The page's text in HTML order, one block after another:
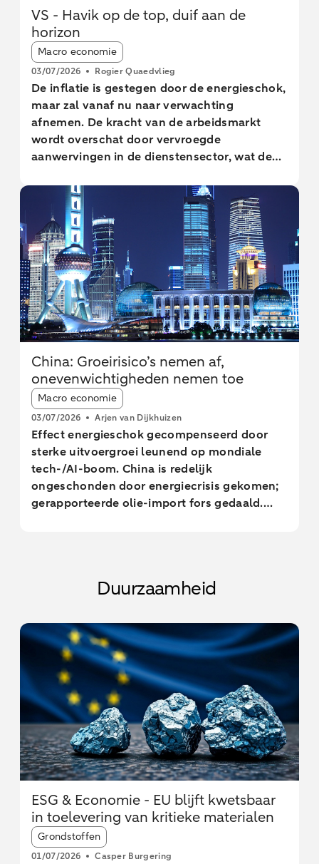
VS - Havik op de top, duif aan de
horizon
Article tags:
Macro economie
03/07/2026 Rogier Quaedvlieg
De inflatie is gestegen door de energieschok,
maar zal vanaf nu naar verwachting
afnemen. De kracht van de arbeidsmarkt
wordt overschat door vervroegde
aanwervingen in de dienstensector, wat de
China: Groeirisico’s nemen af,
onevenwichtigheden nemen toe
Article tags:
Macro economie
03/07/2026 Arjen van Dijkhuizen
Effect energieschok gecompenseerd door
sterke uitvoergroei leunend op mondiale
tech-/AI-boom. China is redelijk
ongeschonden door energiecrisis gekomen;
gerapporteerde olie-import fors gedaald.
Duurzaamheid
ESG & Economie - EU blijft kwetsbaar
in toelevering van kritieke materialen
Article tags:
Grondstoffen
01/07/2026 Casper Burgering